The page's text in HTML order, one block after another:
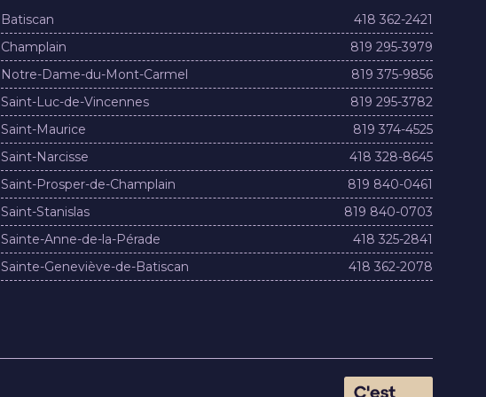
Batiscan
418 362-2421
Champlain
819 295-3979
Notre-Dame-du-Mont-Carmel
819 375-9856
Saint-Luc-de-Vincennes
819 295-3782
Saint-Maurice
819 374-4525
Saint-Narcisse
418 328-8645
Saint-Prosper-de-Champlain
819 840-0461
Saint-Stanislas
819 840-0703
Sainte-Anne-de-la-Pérade
418 325-2841
Sainte-Geneviève-de-Batiscan
418 362-2078